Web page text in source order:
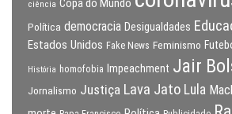
ciência Copa do Mundo
Política democracia Desigualdades
Estados Unidos Fake News Feminismo
História homofobia Impeachment Jair
Jornalismo Justiça Lava Jato Lula